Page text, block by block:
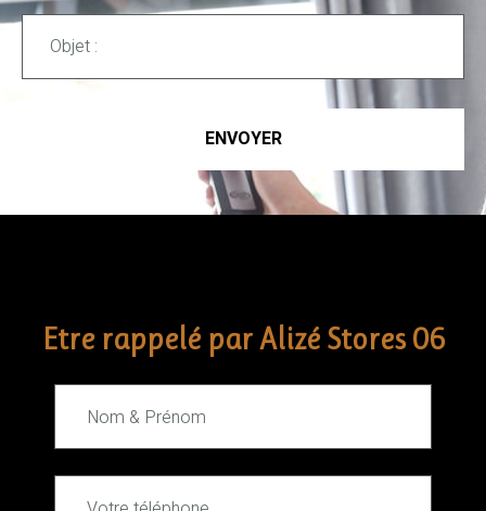
ENVOYER
Etre rappelé par Alizé Stores 06